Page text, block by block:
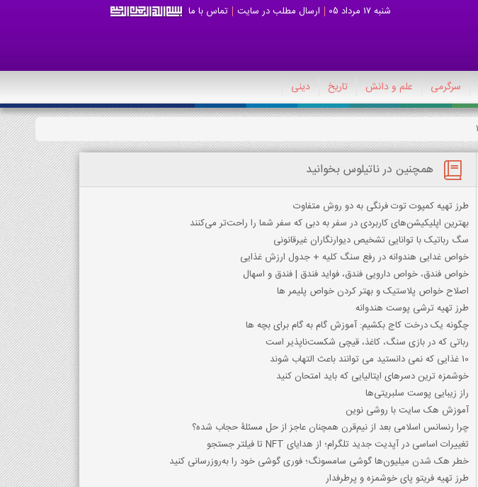
شنبه 17 مرداد 05 ارسال مطلب در سایت تماس با ما
سرگرمی علم و دانش تاریخ دینی
همچنین در ناتیلوس بخوانید
طرز تهیه کمپوت توت فرنگی به دو روش متفاوت
بهترین اپلیکیشن‌های کاربردی در سفر به دبی که سفر شما را راحت‌تر می‌کنند
سگ رباتیک با توانایی تشخیص دیوارنگاران غیرقانونی
خواص غدایی هندوانه در رفع سنگ کلیه + جدول ارزش غذایی
خواص فندق، خواص دارویی فندق، فواید فندق | فندق و اسهال
اصلاح خواص پلاستیک و بهتر کردن خواص پلیمر ها
طرز تهیه ترشی پوست هندوانه
چگونه یک درخت کاج بکشیم: آموزش گام به گام برای بچه ها
رباتی که در بازی سنگ، کاغذ، قیچی شکست‌ناپذیر است
10 غذایی که نمی دانستید می توانند باعث التهاب شوند
خوشمزه ترین دسرهای ایتالیایی که باید امتحان کنید
راز زیبایی پوست سلبریتی‌ها
آموزش هک سایت با روشی نوین
چرا رنسانس اسلامی بعد از نیم‌قرن همچنان عاجز از حل مسئلۀ حجاب شده؟
تغییرات اساسی در آپدیت جدید تلگرام؛ از هدایای NFT تا فیلتر جستجو
خطر هک شدن میلیون‌ها گوشی سامسونگ؛ فوری گوشی خود را به‌روزرسانی کنید
طرز تهیه فریتو پای خوشمزه و پرطرفدار